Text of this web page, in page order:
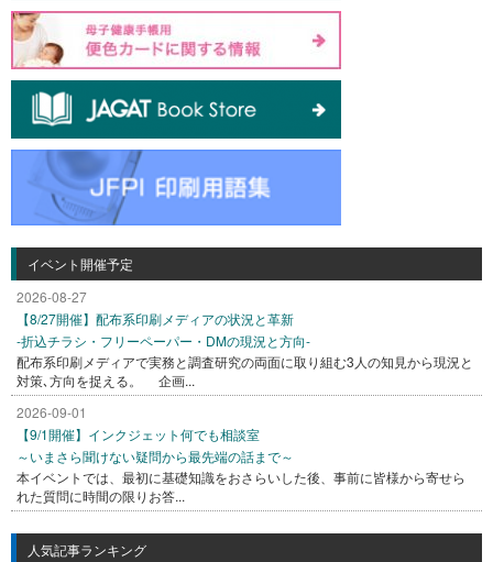
イベント開催予定
2026-08-27
【8/27開催】配布系印刷メディアの状況と革新
-折込チラシ・フリーペーパー・DMの現況と方向-
配布系印刷メディアで実務と調査研究の両面に取り組む3人の知見から現況と
対策､方向を捉える。 企画...
2026-09-01
【9/1開催】インクジェット何でも相談室
～いまさら聞けない疑問から最先端の話まで～
本イベントでは、最初に基礎知識をおさらいした後、事前に皆様から寄せら
れた質問に時間の限りお答...
人気記事ランキング